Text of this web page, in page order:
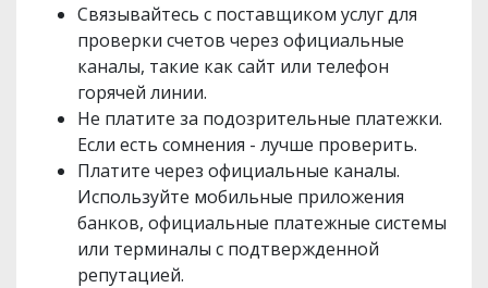
Связывайтесь с поставщиком услуг для
проверки счетов через официальные
каналы, такие как сайт или телефон
горячей линии.
Не платите за подозрительные платежки.
Если есть сомнения - лучше проверить.
Платите через официальные каналы.
Используйте мобильные приложения
банков, официальные платежные системы
или терминалы с подтвержденной
репутацией.